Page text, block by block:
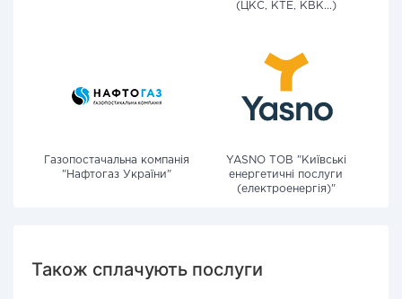
(ЦКС, КТЕ, КВК...)
Газопостачальна компанія
"Нафтогаз України"
YASNO ТОВ "Київські
енергетичні послуги
(електроенергія)"
Також сплачують послуги